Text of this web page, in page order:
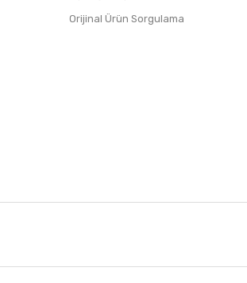
Orijinal Ürün Sorgulama